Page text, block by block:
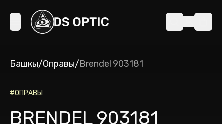
Башкы/Оправы/Brendel 903181
#ОПРАВЫ
BRENDEL 903181